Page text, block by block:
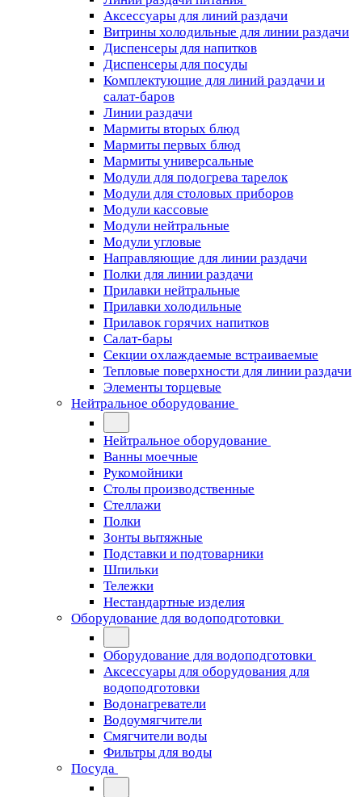
Аксессуары для линий раздачи
Витрины холодильные для линии раздачи
Диспенсеры для напитков
Диспенсеры для посуды
Комплектующие для линий раздачи и
салат-баров
Линии раздачи
Мармиты вторых блюд
Мармиты первых блюд
Мармиты универсальные
Модули для подогрева тарелок
Модули для столовых приборов
Модули кассовые
Модули нейтральные
Модули угловые
Направляющие для линии раздачи
Полки для линии раздачи
Прилавки нейтральные
Прилавки холодильные
Прилавок горячих напитков
Салат-бары
Секции охлаждаемые встраиваемые
Тепловые поверхности для линии раздачи
Элементы торцевые
Нейтральное оборудование
Нейтральное оборудование
Ванны моечные
Рукомойники
Столы производственные
Стеллажи
Полки
Зонты вытяжные
Подставки и подтоварники
Шпильки
Тележки
Нестандартные изделия
Оборудование для водоподготовки
Оборудование для водоподготовки
Аксессуары для оборудования для
водоподготовки
Водонагреватели
Водоумягчители
Смягчители воды
Фильтры для воды
Посуда